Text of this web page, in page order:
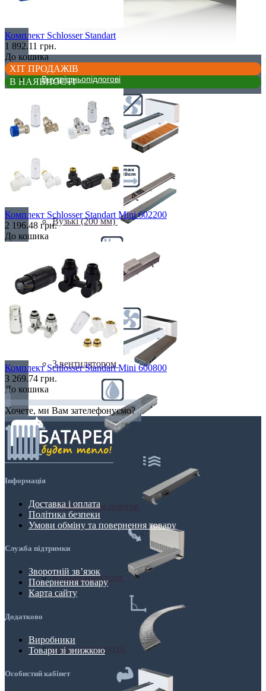
Внутрішньопідлогові
Вузькі (200 мм)
Електричні
З вентилятором
З дренажем
З припливом повітря
Клімаконвектори
Кутові та радіусні
Комплект Schlosser Standart
1 892.11 грн.
До кошика
ХІТ ПРОДАЖІВ
В НАЯВНОСТІ
Комплект Schlosser Standart Mini 602200
2 196.48 грн.
До кошика
Комплект Schlosser Standart Mini 600800
3 269.74 грн.
До кошика
Хочете, ми Вам зателефонуємо?
Інформація
Доставка і оплата
Політика безпеки
Умови обміну та повернення товару
Служба підтримки
Зворотній зв’язок
Повернення товару
Карта сайту
Додатково
Виробники
Товари зі знижкою
Особистий кабінет